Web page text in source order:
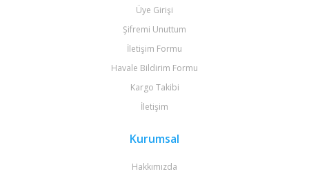
Üye Girişi
Şifremi Unuttum
İletişim Formu
Havale Bildirim Formu
Kargo Takibi
İletişim
Kurumsal
Hakkımızda